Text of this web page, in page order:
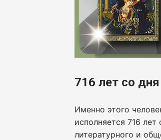
716 лет со
Именно этого
исполняется 716
литературного и